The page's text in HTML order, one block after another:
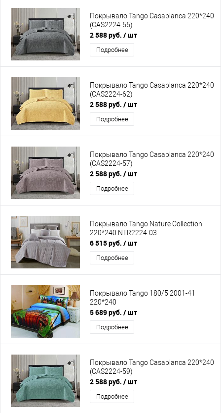
Покрывало Tango Casablanca 220*240
(CAS2224-55)
2 588 руб. / шт
Подробнее
Покрывало Tango Casablanca 220*240
(CAS2224-62)
2 588 руб. / шт
Подробнее
Покрывало Tango Casablanca 220*240
(CAS2224-57)
2 588 руб. / шт
Подробнее
Покрывало Tango Nature Collection
220*240 NTR2224-03
6 515 руб. / шт
Подробнее
Покрывало Tango 180/5 2001-41
220*240
5 689 руб. / шт
Подробнее
Покрывало Tango Casablanca 220*240
(CAS2224-59)
2 588 руб. / шт
Подробнее